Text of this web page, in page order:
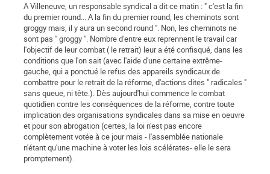
A Villeneuve, un responsable syndical a dit ce matin : " c'est la fin
du premier round... A la fin du premier round, les cheminots sont
groggy mais, il y aura un second round ". Non, les cheminots ne
sont pas " groggy ". Nombre d'entre eux reprennent le travail car
l'objectif de leur combat ( le retrait) leur a été confisqué, dans les
conditions que l'on sait (avec l'aide d'une certaine extrême-
gauche, qui a ponctué le refus des appareils syndicaux de
combattre pour le retrait de la réforme, d'actions dites " radicales "
sans queue, ni tête.). Dès aujourd'hui commence le combat
quotidien contre les conséquences de la réforme, contre toute
implication des organisations syndicales dans sa mise en oeuvre
et pour son abrogation (certes, la loi n'est pas encore
complètement votée à ce jour mais - l'assemblée nationale
n'étant qu'une machine à voter les lois scélérates- elle le sera
promptement).